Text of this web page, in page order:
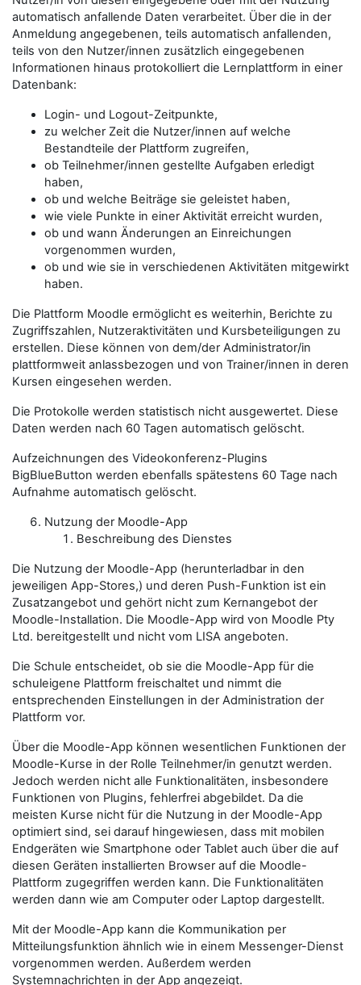
automatisch anfallende Daten verarbeitet. Über die in der
Anmeldung angegebenen, teils automatisch anfallenden,
teils von den Nutzer/innen zusätzlich eingegebenen
Informationen hinaus protokolliert die Lernplattform in einer
Datenbank:
Login- und Logout-Zeitpunkte,
zu welcher Zeit die Nutzer/innen auf welche
Bestandteile der Plattform zugreifen,
ob Teilnehmer/innen gestellte Aufgaben erledigt
haben,
ob und welche Beiträge sie geleistet haben,
wie viele Punkte in einer Aktivität erreicht wurden,
ob und wann Änderungen an Einreichungen
vorgenommen wurden,
ob und wie sie in verschiedenen Aktivitäten mitgewirkt
haben.
Die Plattform Moodle ermöglicht es weiterhin, Berichte zu
Zugriffszahlen, Nutzeraktivitäten und Kursbeteiligungen zu
erstellen. Diese können von dem/derAdministrator/in
plattformweit anlassbezogen und von Trainer/innen in deren
Kursen eingesehen werden.
Die Protokolle werden statistisch nicht ausgewertet. Diese
Daten werden nach 60 Tagen automatisch gelöscht.
Aufzeichnungen des Videokonferenz-Plugins
BigBlueButton werden ebenfalls spätestens 60 Tage nach
Aufnahme automatisch gelöscht.
Nutzung der Moodle-App
Beschreibung des Dienstes
Die Nutzung der Moodle-App (herunterladbar in den
jeweiligen App-Stores,) und deren Push-Funktion ist ein
Zusatzangebot und gehört nicht zum Kernangebot der
Moodle-Installation. Die Moodle-App wird von Moodle Pty
Ltd. bereitgestellt und nicht vom LISA angeboten.
Die Schule entscheidet, ob sie die Moodle-App für die
schuleigene Plattform freischaltet und nimmt die
entsprechenden Einstellungen in der Administration der
Plattform vor.
Über die Moodle-App können wesentlichen Funktionen der
Moodle-Kurse in der Rolle Teilnehmer/in genutzt werden.
Jedoch werden nicht alle Funktionalitäten, insbesondere
Funktionen von Plugins, fehlerfrei abgebildet. Da die
meisten Kurse nicht für die Nutzung in der Moodle-App
optimiert sind, sei darauf hingewiesen, dass mit mobilen
Endgeräten wie Smartphone oder Tablet auch über die auf
diesen Geräten installierten Browser auf die Moodle-
Plattform zugegriffen werden kann. Die Funktionalitäten
werden dann wie am Computer oder Laptop dargestellt.
Mit der Moodle-App kann die Kommunikation per
Mitteilungsfunktion ähnlich wie in einem Messenger-Dienst
vorgenommen werden. Außerdem werden
Systemnachrichten in der App angezeigt.